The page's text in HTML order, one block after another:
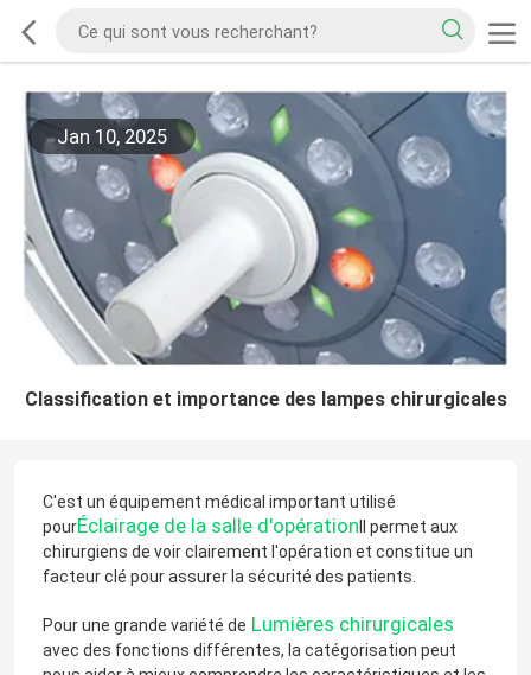
Jan 10, 2025
Classification et importance des lampes chirurgicales
C'est un équipement médical important utilisé
pourÉclairage de la salle d'opération Il permet aux
chirurgiens de voir clairement l'opération et constitue un
facteur clé pour assurer la sécurité des patients.
Pour une grande variété de Lumières chirurgicales
avec des fonctions différentes, la catégorisation peut